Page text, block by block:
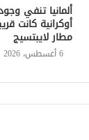
ألمانيا تنفي
أوكرانية كانت
مطار لايبتسيج
6 أغسطس، 2026